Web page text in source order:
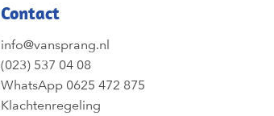
Contact
info@vansprang.nl
(023) 537 04 08
WhatsApp 0625 472 875
Klachtenregeling